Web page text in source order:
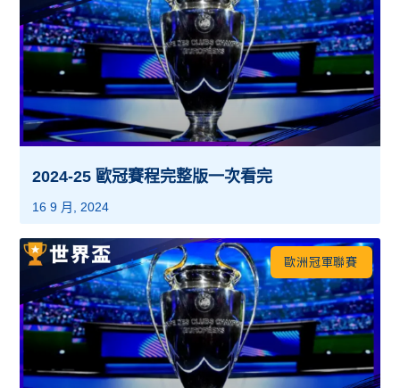
2024-25 歐冠賽程完整版一次看完
16 9 月, 2024
歐洲冠軍聯賽